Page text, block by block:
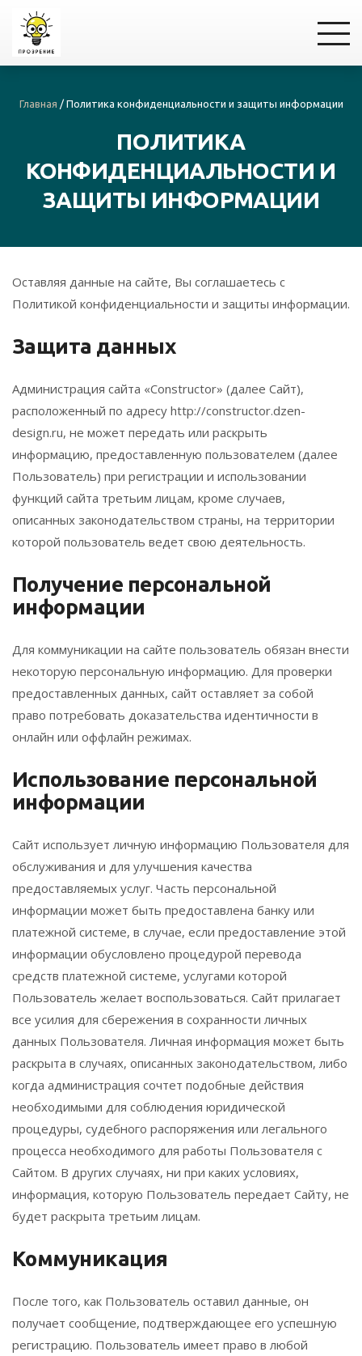
Главная / Политика конфиденциальности и защиты информации
ПОЛИТИКА
КОНФИДЕНЦИАЛЬНОСТИ И
ЗАЩИТЫ ИНФОРМАЦИИ
Оставляя данные на сайте, Вы соглашаетесь с
Политикой конфиденциальности и защиты информации.
Защита данных
Администрация сайта «Constructor» (далее Сайт),
расположенный по адресу http://constructor.dzen-
design.ru, не может передать или раскрыть
информацию, предоставленную пользователем (далее
Пользователь) при регистрации и использовании
функций сайта третьим лицам, кроме случаев,
описанных законодательством страны, на территории
которой пользователь ведет свою деятельность.
Получение персональной
информации
Для коммуникации на сайте пользователь обязан внести
некоторую персональную информацию. Для проверки
предоставленных данных, сайт оставляет за собой
право потребовать доказательства идентичности в
онлайн или оффлайн режимах.
Использование персональной
информации
Сайт использует личную информацию Пользователя для
обслуживания и для улучшения качества
предоставляемых услуг. Часть персональной
информации может быть предоставлена банку или
платежной системе, в случае, если предоставление этой
информации обусловлено процедурой перевода
средств платежной системе, услугами которой
Пользователь желает воспользоваться. Сайт прилагает
все усилия для сбережения в сохранности личных
данных Пользователя. Личная информация может быть
раскрыта в случаях, описанных законодательством, либо
когда администрация сочтет подобные действия
необходимыми для соблюдения юридической
процедуры, судебного распоряжения или легального
процесса необходимого для работы Пользователя с
Сайтом. В других случаях, ни при каких условиях,
информация, которую Пользователь передает Сайту, не
будет раскрыта третьим лицам.
Коммуникация
После того, как Пользователь оставил данные, он
получает сообщение, подтверждающее его успешную
регистрацию. Пользователь имеет право в любой